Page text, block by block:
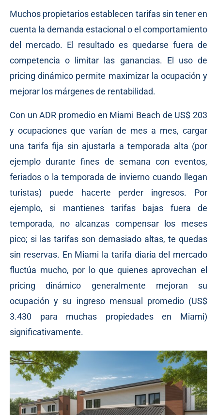
Muchos propietarios establecen tarifas sin tener en
cuenta la demanda estacional o el comportamiento
del mercado. El resultado es quedarse fuera de
competencia o limitar las ganancias. El uso de
pricing dinámico permite maximizar la ocupación y
mejorar los márgenes de rentabilidad.
Con un ADR promedio en Miami Beach de US$ 203
y ocupaciones que varían de mes a mes, cargar
una tarifa fija sin ajustarla a temporada alta (por
ejemplo durante fines de semana con eventos,
feriados o la temporada de invierno cuando llegan
turistas) puede hacerte perder ingresos. Por
ejemplo, si mantienes tarifas bajas fuera de
temporada, no alcanzas compensar los meses
pico; si las tarifas son demasiado altas, te quedas
sin reservas. En Miami la tarifa diaria del mercado
fluctúa mucho, por lo que quienes aprovechan el
pricing dinámico generalmente mejoran su
ocupación y su ingreso mensual promedio (US$
3.430 para muchas propiedades en Miami)
significativamente.